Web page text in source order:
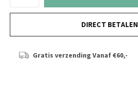
DIRECT BETALEN
Gratis verzending Vanaf €60,-